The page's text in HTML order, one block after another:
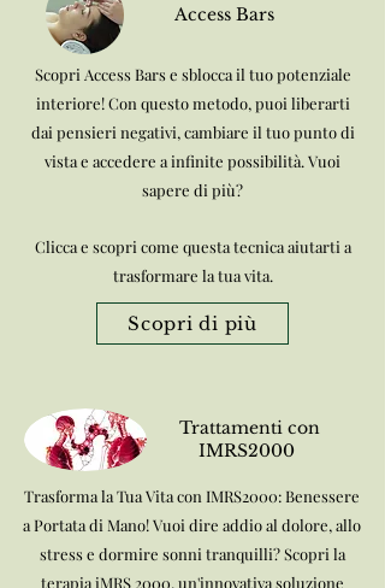
Access Bars
Scopri Access Bars e sblocca il tuo potenziale
interiore! Con questo metodo, puoi liberarti
dai pensieri negativi, cambiare il tuo punto di
vista e accedere a infinite possibilità. Vuoi
sapere di più?
Clicca e scopri come questa tecnica aiutarti a
trasformare la tua vita.
Scopri di più
Trattamenti con
IMRS2000
Trasforma la Tua Vita con IMRS2000: Benessere
a Portata di Mano! Vuoi dire addio al dolore, allo
stress e dormire sonni tranquilli? Scopri la
terapia iMRS 2000, un'innovativa soluzione